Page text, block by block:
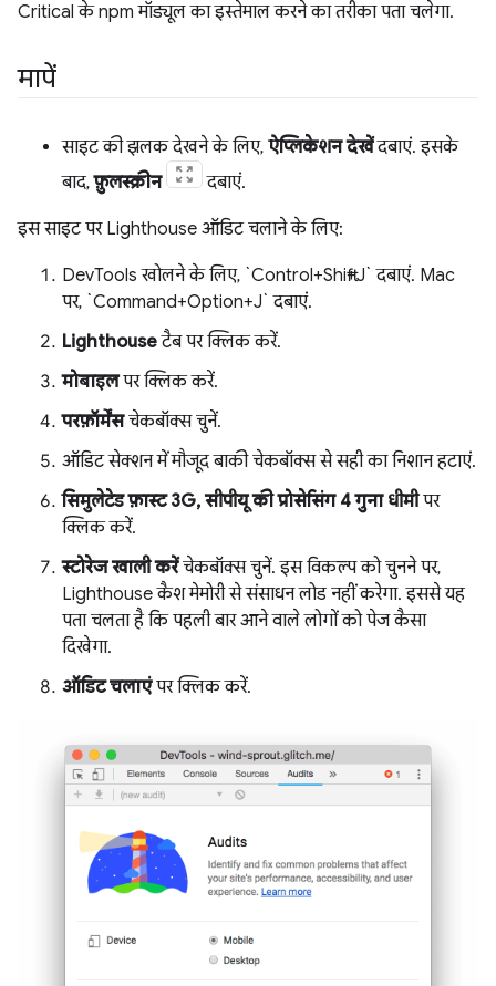
Critical के npm मॉड्यूल का इस्तेमाल करने का तरीका पता चलेगा.
मापें
साइट की झलक देखने के लिए, ऐप्लिकेशन देखेंदबाएं. इसके
बाद,फ़ुलस्क्रीन दबाएं.
इस साइट पर Lighthouse ऑडिट चलाने के लिए:
DevTools खोलने के लिए, `Control+Shift+J` दबाएं. Mac
पर, `Command+Option+J` दबाएं.
Lighthouseटैब पर क्लिक करें.
मोबाइलपर क्लिक करें.
परफ़ॉर्मेंसचेकबॉक्स चुनें.
ऑडिट सेक्शन में मौजूद बाकी चेकबॉक्स से सही का निशान हटाएं.
सिमुलेटेड फ़ास्ट 3G, सीपीयू की प्रोसेसिंग 4 गुना धीमीपर
क्लिक करें.
स्टोरेज खाली करेंचेकबॉक्स चुनें. इस विकल्प को चुनने पर,
Lighthouse कैश मेमोरी से संसाधन लोड नहीं करेगा. इससे यह
पता चलता है कि पहली बार आने वाले लोगों को पेज कैसा
दिखेगा.
ऑडिट चलाएंपर क्लिक करें.